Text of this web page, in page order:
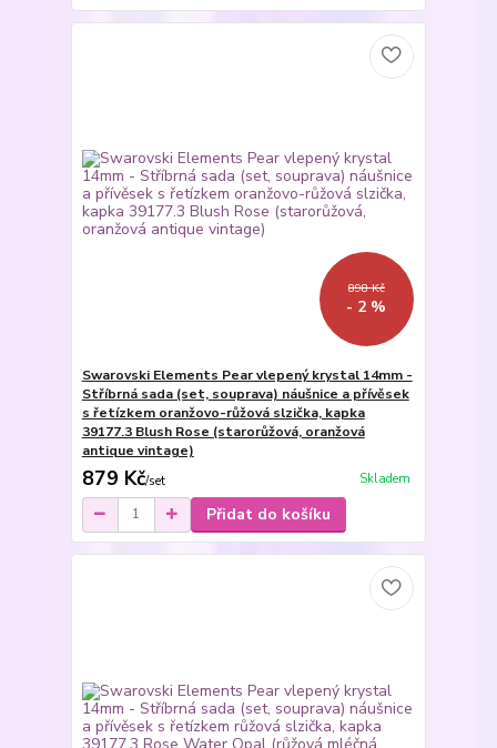
898 Kč
- 2 %
Swarovski Elements Pear vlepený krystal 14mm -
Stříbrná sada (set, souprava) náušnice a přívěsek
s řetízkem oranžovo-růžová slzička, kapka
39177.3 Blush Rose (starorůžová, oranžová
antique vintage)
879 Kč/set Skladem
Přidat do košíku